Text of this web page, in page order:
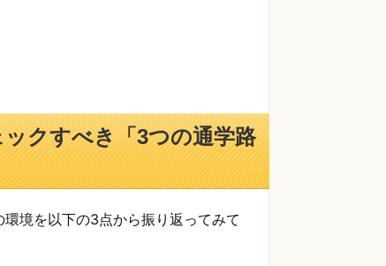
クすべき「3つの通学路
境を以下の3点から振り返ってみて